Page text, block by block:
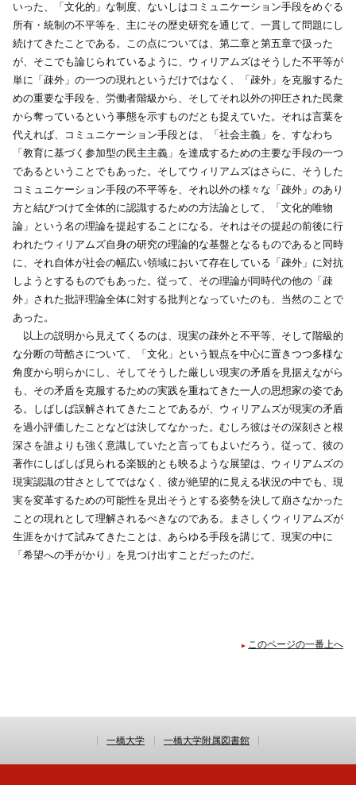
いった、「文化的」な制度、ないしはコミュニケーション手段をめぐる
所有・統制の不平等を、主にその歴史研究を通じて、一貫して問題にし
続けてきたことである。この点については、第二章と第五章で扱った
が、そこでも論じられているように、ウィリアムズはそうした不平等が
単に「疎外」の一つの現れというだけではなく、「疎外」を克服するた
めの重要な手段を、労働者階級から、そしてそれ以外の抑圧された民衆
から奪っているという事態を示すものだとも捉えていた。それは言葉を
代えれば、コミュニケーション手段とは、「社会主義」を、すなわち
「教育に基づく参加型の民主主義」を達成するための主要な手段の一つ
であるということでもあった。そしてウィリアムズはさらに、そうした
コミュニケーション手段の不平等を、それ以外の様々な「疎外」のあり
方と結びつけて全体的に認識するための方法論として、「文化的唯物
論」という名の理論を提起することになる。それはその提起の前後に行
われたウィリアムズ自身の研究の理論的な基盤となるものであると同時
に、それ自体が社会の幅広い領域において存在している「疎外」に対抗
しようとするものでもあった。従って、その理論が同時代の他の「疎
外」された批評理論全体に対する批判となっていたのも、当然のことで
あった。
以上の説明から見えてくるのは、現実の疎外と不平等、そして階級的
な分断の苛酷さについて、「文化」という観点を中心に置きつつ多様な
角度から明らかにし、そしてそうした厳しい現実の矛盾を見据えながら
も、その矛盾を克服するための実践を重ねてきた一人の思想家の姿であ
る。しばしば誤解されてきたことであるが、ウィリアムズが現実の矛盾
を過小評価したことなどは決してなかった。むしろ彼はその深刻さと根
深さを誰よりも強く意識していたと言ってもよいだろう。従って、彼の
著作にしばしば見られる楽観的とも映るような展望は、ウィリアムズの
現実認識の甘さとしてではなく、彼が絶望的に見える状況の中でも、現
実を変革するための可能性を見出そうとする姿勢を決して崩さなかった
ことの現れとして理解されるべきなのである。まさしくウィリアムズが
生涯をかけて試みてきたことは、あらゆる手段を講じて、現実の中に
「希望への手がかり」を見つけ出すことだったのだ。
このページの一番上へ
一橋大学 一橋大学附属図書館